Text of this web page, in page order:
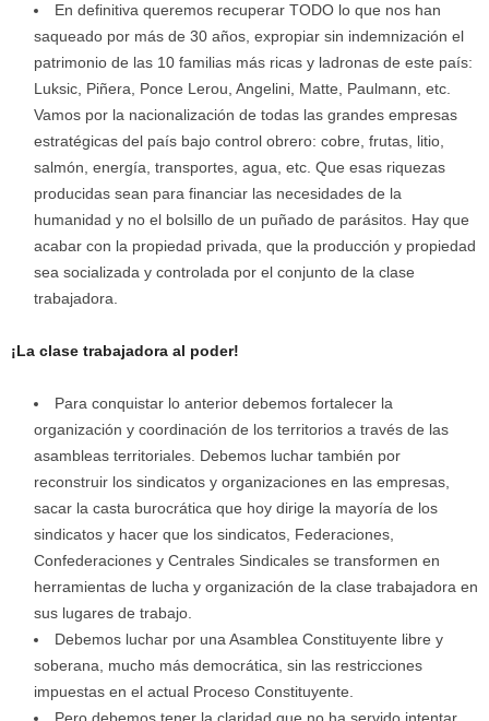
En definitiva queremos recuperar TODO lo que nos han
saqueado por más de 30 años, expropiar sin indemnización el
patrimonio de las 10 familias más ricas y ladronas de este país:
Luksic, Piñera, Ponce Lerou, Angelini, Matte, Paulmann, etc.
Vamos por la nacionalización de todas las grandes empresas
estratégicas del país bajo control obrero: cobre, frutas, litio,
salmón, energía, transportes, agua, etc. Que esas riquezas
producidas sean para financiar las necesidades de la
humanidad y no el bolsillo de un puñado de parásitos. Hay que
acabar con la propiedad privada, que la producción y propiedad
sea socializada y controlada por el conjunto de la clase
trabajadora.
¡La clase trabajadora al poder!
Para conquistar lo anterior debemos fortalecer la
organización y coordinación de los territorios a través de las
asambleas territoriales. Debemos luchar también por
reconstruir los sindicatos y organizaciones en las empresas,
sacar la casta burocrática que hoy dirige la mayoría de los
sindicatos y hacer que los sindicatos, Federaciones,
Confederaciones y Centrales Sindicales se transformen en
herramientas de lucha y organización de la clase trabajadora en
sus lugares de trabajo.
Debemos luchar por una Asamblea Constituyente libre y
soberana, mucho más democrática, sin las restricciones
impuestas en el actual Proceso Constituyente.